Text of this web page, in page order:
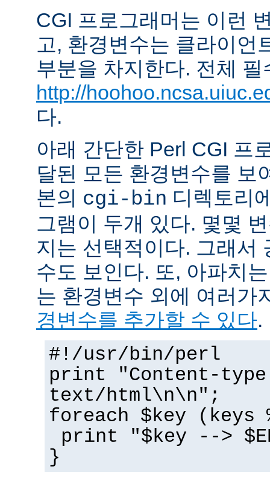
CGI 프로그래머는 이런
고, 환경변수는 클라이언
부분을 차지한다. 전체
http://
다.
아래 간단한 Perl CGI 프
달된 모든 환경변수를 보
본의 cgi-bin 디렉토리
그램이 두개 있다. 몇몇
지는 선택적이다. 그래서
수도 보인다. 또, 아파치
는 환경변수 외에 여러가
경변수를 추가할 수 있다.
#!/usr/bin/perl
print "Content-
text/html\n\n";
foreach $key (keys
print "$key -->
}